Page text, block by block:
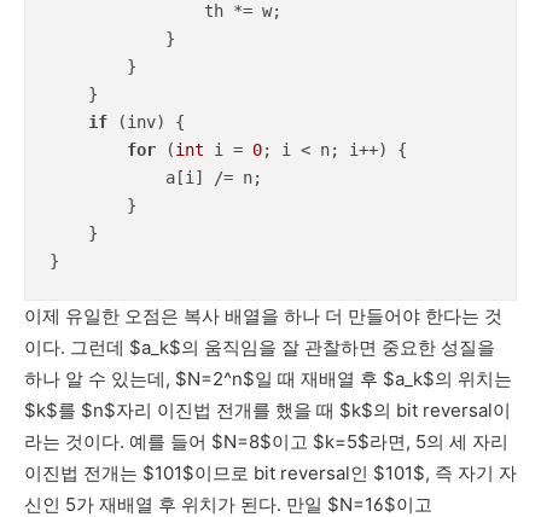
                th *= w;
            }
        }
    }
if (inv) {
for (int i = 0; i < n; i++) {
            a[i] /= n;
        }
    }
}
이제 유일한 오점은 복사 배열을 하나 더 만들어야 한다는 것
이다. 그런데 $a_k$의 움직임을 잘 관찰하면 중요한 성질을
하나 알 수 있는데, $N=2^n$일 때 재배열 후 $a_k$의 위치는
$k$를 $n$자리 이진법 전개를 했을 때 $k$의 bit reversal이
라는 것이다. 예를 들어 $N=8$이고 $k=5$라면, 5의 세 자리
이진법 전개는 $101$이므로 bit reversal인 $101$, 즉 자기 자
신인 5가 재배열 후 위치가 된다. 만일 $N=16$이고